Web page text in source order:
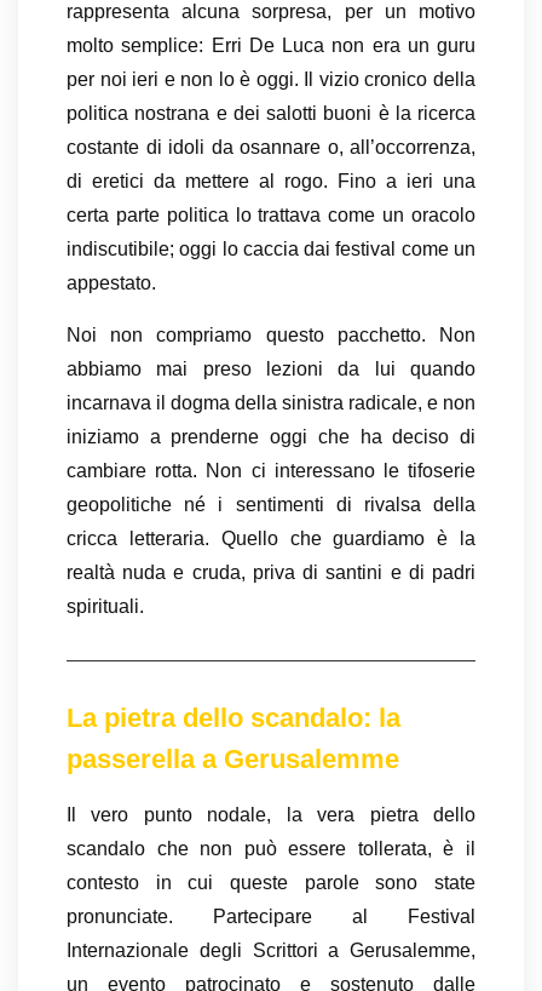
rappresenta alcuna sorpresa, per un motivo
molto semplice: Erri De Luca non era un guru
per noi ieri e non lo è oggi. Il vizio cronico della
politica nostrana e dei salotti buoni è la ricerca
costante di idoli da osannare o, all’occorrenza,
di eretici da mettere al rogo. Fino a ieri una
certa parte politica lo trattava come un oracolo
indiscutibile; oggi lo caccia dai festival come un
appestato.
Noi non compriamo questo pacchetto. Non
abbiamo mai preso lezioni da lui quando
incarnava il dogma della sinistra radicale, e non
iniziamo a prenderne oggi che ha deciso di
cambiare rotta. Non ci interessano le tifoserie
geopolitiche né i sentimenti di rivalsa della
cricca letteraria. Quello che guardiamo è la
realtà nuda e cruda, priva di santini e di padri
spirituali.
La pietra dello scandalo: la
passerella a Gerusalemme
Il vero punto nodale, la vera pietra dello
scandalo che non può essere tollerata, è il
contesto in cui queste parole sono state
pronunciate. Partecipare al Festival
Internazionale degli Scrittori a Gerusalemme,
un evento patrocinato e sostenuto dalle